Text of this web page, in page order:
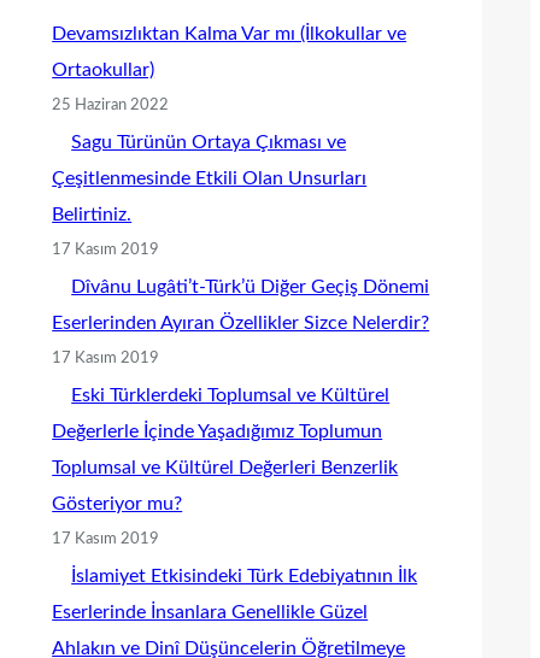
Devamsızlıktan Kalma Var mı (İlkokullar ve
Ortaokullar)
25 Haziran 2022
Sagu Türünün Ortaya Çıkması ve
Çeşitlenmesinde Etkili Olan Unsurları
Belirtiniz.
17 Kasım 2019
Dîvânu Lugâti’t-Türk’ü Diğer Geçiş Dönemi
Eserlerinden Ayıran Özellikler Sizce Nelerdir?
17 Kasım 2019
Eski Türklerdeki Toplumsal ve Kültürel
Değerlerle İçinde Yaşadığımız Toplumun
Toplumsal ve Kültürel Değerleri Benzerlik
Gösteriyor mu?
17 Kasım 2019
İslamiyet Etkisindeki Türk Edebiyatının İlk
Eserlerinde İnsanlara Genellikle Güzel
Ahlakın ve Dinî Düşüncelerin Öğretilmeye